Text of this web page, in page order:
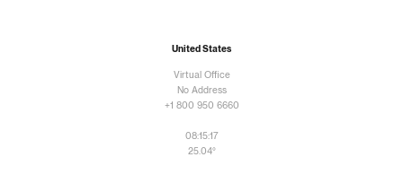
United States
Virtual Office
No Address
+1 800 950 6660
08:15:18
25.04°